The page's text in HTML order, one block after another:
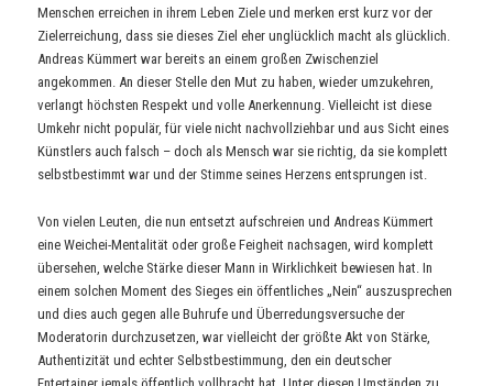
Menschen erreichen in ihrem Leben Ziele und merken erst kurz vor der
Zielerreichung, dass sie dieses Ziel eher unglücklich macht als glücklich.
Andreas Kümmert war bereits an einem großen Zwischenziel
angekommen. An dieser Stelle den Mut zu haben, wieder umzukehren,
verlangt höchsten Respekt und volle Anerkennung. Vielleicht ist diese
Umkehr nicht populär, für viele nicht nachvollziehbar und aus Sicht eines
Künstlers auch falsch – doch als Mensch war sie richtig, da sie komplett
selbstbestimmt war und der Stimme seines Herzens entsprungen ist.
Von vielen Leuten, die nun entsetzt aufschreien und Andreas Kümmert
eine Weichei-Mentalität oder große Feigheit nachsagen, wird komplett
übersehen, welche Stärke dieser Mann in Wirklichkeit bewiesen hat. In
einem solchen Moment des Sieges ein öffentliches „Nein“ auszusprechen
und dies auch gegen alle Buhrufe und Überredungsversuche der
Moderatorin durchzusetzen, war vielleicht der größte Akt von Stärke,
Authentizität und echter Selbstbestimmung, den ein deutscher